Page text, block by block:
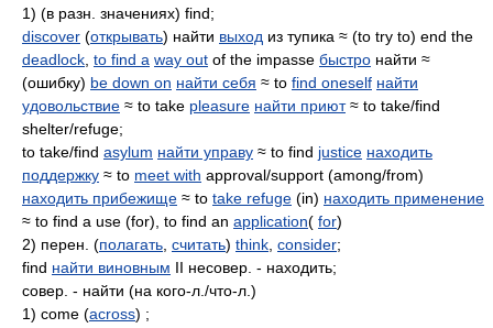
1) (в разн. значениях) find;
discover (открывать) найти выход из тупика ≈ (to try to) end the
deadlock to find a way out of the impasse быстро найти ≈
(ошибку) be down on найти себя ≈ to find oneself найти
удовольствие ≈ to take pleasure найти приют≈ to take/find
shelter/refuge;
to take/find asylum найти управу ≈ to find justice находить
поддержку ≈ to meet with approval/support (among/from)
находить прибежище ≈ to take refuge (in) находить применение
≈ to find a use (for), to find an application( for)
2) перен. (полагать считать) think consider;
find найти виновным II несовер. - находить;
совер. - найти (на кого-л./что-л.)
1) come (across) ;